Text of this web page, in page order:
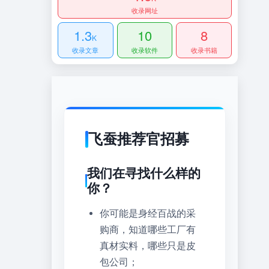
收录网址
1.3K
收录文章
10
收录软件
8
收录书籍
飞蚕推荐官招募
我们在寻找什么样的
你？
你可能是身经百战的采
购商，知道哪些工厂有
真材实料，哪些只是皮
包公司；